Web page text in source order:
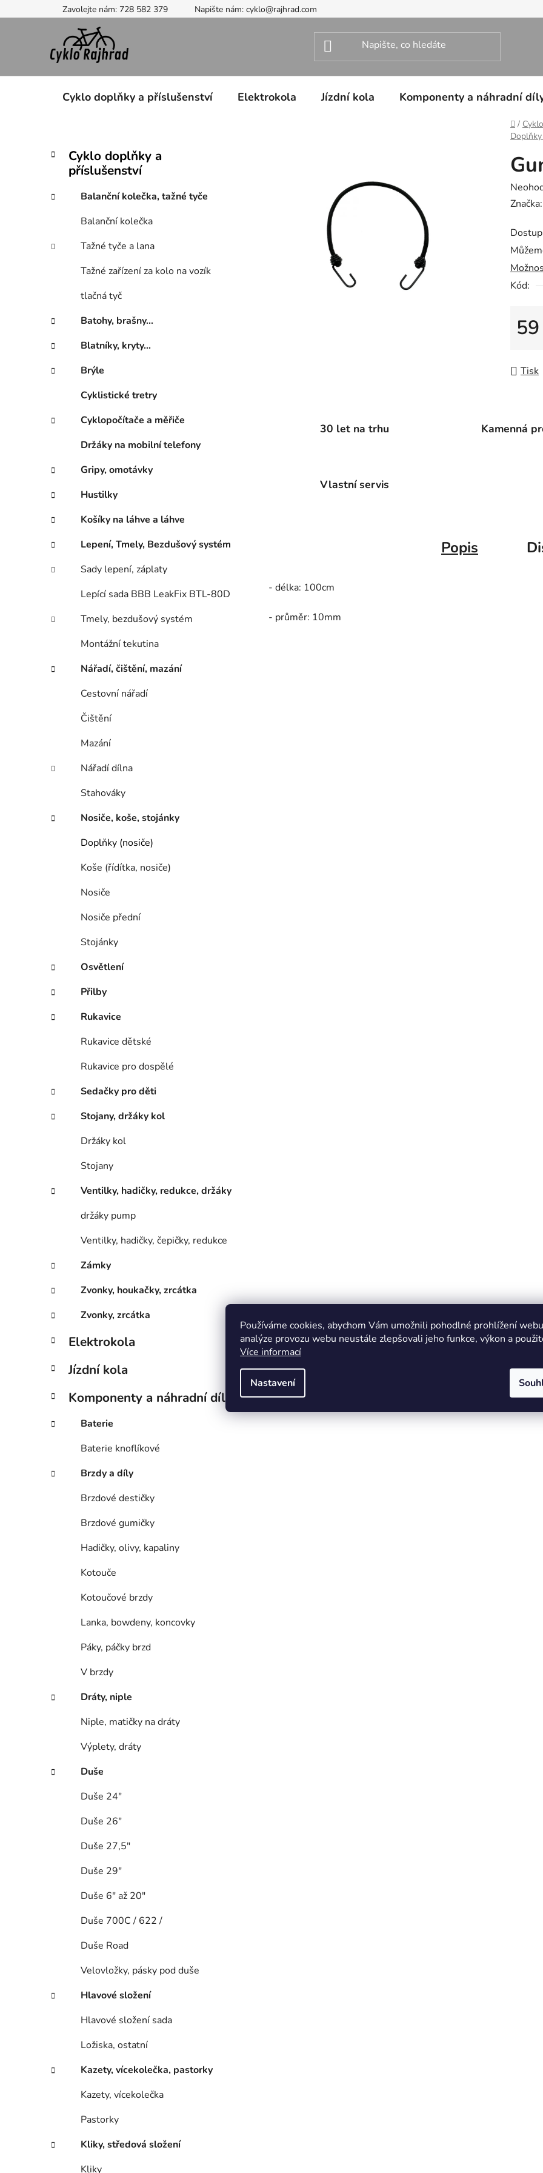
Používáme cookies, abychom Vám umožnili pohodlné prohlížení
analýze provozu webu neustále zlepšovali jeho funkce, výkon a
Více informací
Nastavení
na
Zavolejte nám: 728 582 379 Napište nám: cyklo@rajhrad.com
Cyklo doplňky a příslušenství Elektrokola Jízdní kola Komponenty a náhradní
Domů
/
P
t
n
n
e
l
Přeskočit
kategorie
K
a
g
i
e
Cyklo doplňky a
příslušenství
Balanční kolečka, tažné tyče
Balanční kolečka
Tažné tyče a lana
Tažné zařízení za kolo na vozík
tlačná tyč
Batohy, brašny...
Blatníky, kryty...
Brýle
Cyklistické tretry
Cyklopočítače a měřiče
Držáky na mobilní telefony
Gripy, omotávky
Hustilky
Košíky na láhve a láhve
Lepení, Tmely, Bezdušový systém
Sady lepení, záplaty
Lepící sada BBB LeakFix BTL-80D
Tmely, bezdušový systém
Montážní tekutina
Nářadí, čištění, mazání
Cestovní nářadí
Čištění
Mazání
Nářadí dílna
Stahováky
Nosiče, koše, stojánky
Doplňky (nosiče)
Koše (řídítka, nosiče)
Nosiče
Nosiče přední
Stojánky
Osvětlení
Přilby
Rukavice
Rukavice dětské
Rukavice pro dospělé
Sedačky pro děti
Stojany, držáky kol
Držáky kol
Stojany
Ventilky, hadičky, redukce, držáky
držáky pump
Ventilky, hadičky, čepičky, redukce
Zámky
Zvonky, houkačky, zrcátka
Zvonky, zrcátka
Elektrokola
Jízdní kola
Komponenty a náhradní díly
Baterie
Baterie knoflíkové
Brzdy a díly
Brzdové destičky
Brzdové gumičky
Hadičky, olivy, kapaliny
Kotouče
Kotoučové brzdy
Lanka, bowdeny, koncovky
Páky, páčky brzd
V brzdy
Dráty, niple
Niple, matičky na dráty
Výplety, dráty
Duše
Duše 24"
Duše 26"
Duše 27,5"
Duše 29"
Duše 6" až 20"
Duše 700C / 622 /
Duše Road
Velovložky, pásky pod duše
Hlavové složení
Hlavové složení sada
Ložiska, ostatní
Kazety, vícekolečka, pastorky
Kazety, vícekolečka
Pastorky
Kliky, středová složení
Kliky
je
0,0
z
5
Značka:
Kód:
Tisk
30 let na trhu Kamenná
Vlastní servis
Popis
- délka: 100cm
- průměr: 10mm